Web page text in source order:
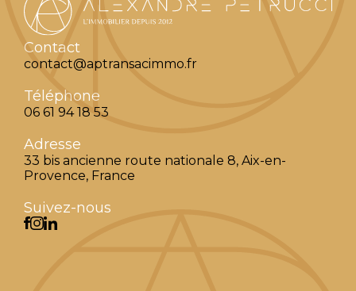
Contact
contact@aptransacimmo.fr
Téléphone
06 61 94 18 53
Adresse
33 bis ancienne route nationale 8, Aix-en-
Provence, France
Suivez-nous